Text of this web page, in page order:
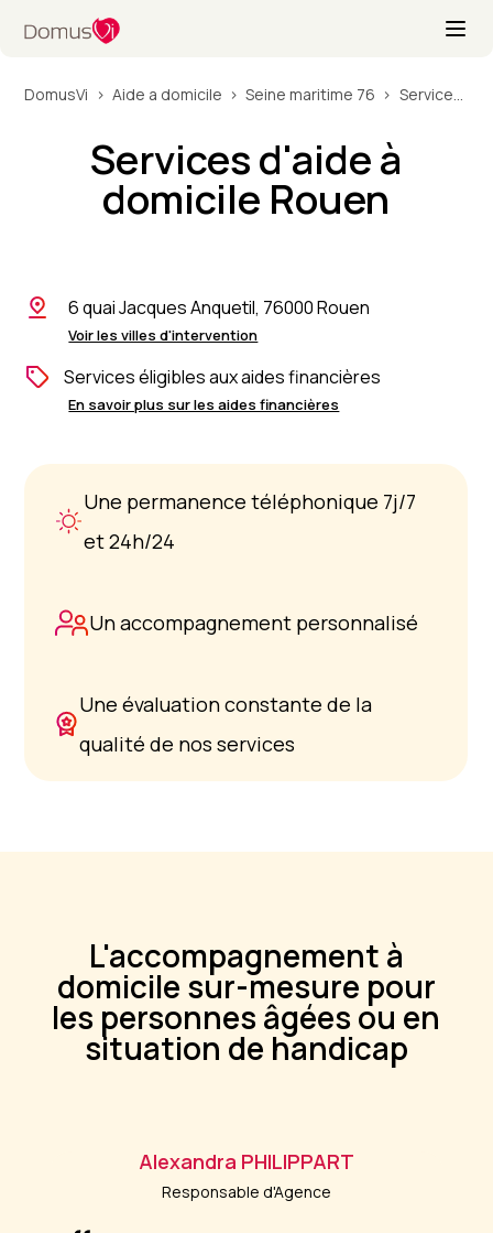
DomusVi Aide a domicile Seine maritime 76 Services d'aide à domicile Rouen
Services d'aide à
domicile Rouen
6 quai Jacques Anquetil, 76000 Rouen
Voir les villes d'intervention
Services éligibles aux aides financières
En savoir plus sur les aides financières
Une permanence téléphonique 7j/7
et 24h/24
Un accompagnement personnalisé
Une évaluation constante de la
qualité de nos services
L'accompagnement à
domicile sur-mesure pour
les personnes âgées ou en
situation de handicap
Alexandra PHILIPPART
Responsable d'Agence